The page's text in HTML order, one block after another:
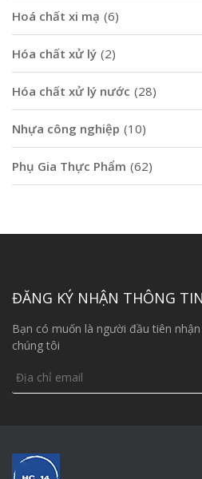
Hoá chất xi mạ (6)
Hóa chất xử lý (2)
Hóa chất xử lý nước (28)
Nhựa công nghiệp (10)
Phụ Gia Thực Phẩm (62)
ĐĂNG KÝ NHẬN THÔNG TIN
Bạn có muốn là người đầu tiên
chúng tôi